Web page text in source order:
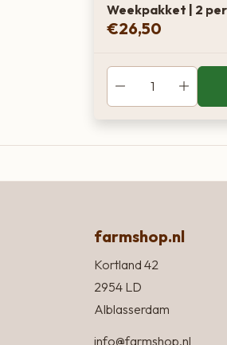
Weekpakket | 2
€26,50
farmshop.nl
Kortland 42
2954 LD
Alblasserdam
info@farmshop.nl